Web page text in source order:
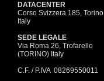
DATACENTER
Corso Svizzera 185, Torino
Italy
SEDE LEGALE
Via Roma 26, Trofarello
(TORINO) Italy
C.F. / P.IVA 08269550011